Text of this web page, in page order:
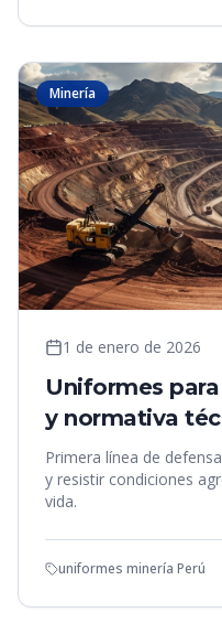
Minería
1 de enero de 2026
Uniformes
y normativa
Primera línea de
y resistir condiciones
vida.
uniformes minería Perú